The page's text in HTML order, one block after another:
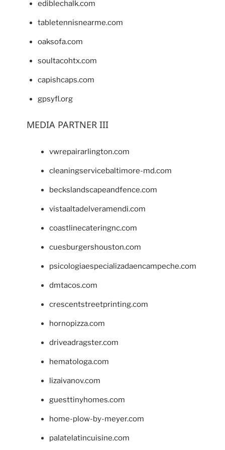
ediblechalk.com
tabletennisnearme.com
oaksofa.com
soultacohtx.com
capishcaps.com
gpsyfl.org
MEDIA PARTNER III
vwrepairarlington.com
cleaningservicebaltimore-md.com
beckslandscapeandfence.com
vistaaltadelveramendi.com
coastlinecateringnc.com
cuesburgershouston.com
psicologiaespecializadaencampeche.com
dmtacos.com
crescentstreetprinting.com
hornopizza.com
driveadragster.com
hematologa.com
lizaivanov.com
guesttinyhomes.com
home-plow-by-meyer.com
palatelatincuisine.com